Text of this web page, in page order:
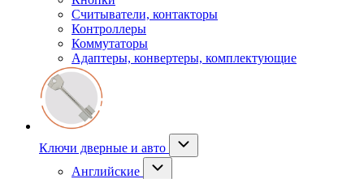
Считыватели, контакторы
Контроллеры
Коммутаторы
Адаптеры, конвертеры, комплектующие
Ключи дверные и авто
Английские